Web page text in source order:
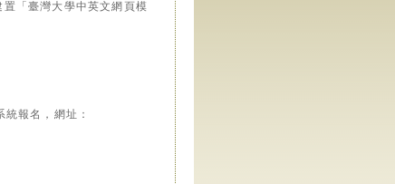
「臺灣大學中英文網頁模
報名，網址：